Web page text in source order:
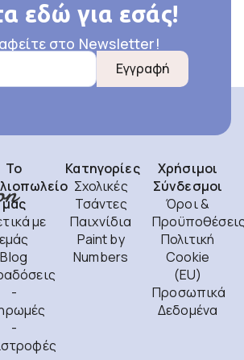
εδώ για εσάς!
στο Newsletter!
Εγγραφή
Το
μας
με
εμάς
Blog
-
-
Κατηγορίες
Σχολικές
Τσάντες
Παιχνίδια
Paint by
Numbers
Χρήσιμοι
Σύνδεσμοι
Όροι &
Πολιτική
Cookie
(EU)
Προσωπικά
Δεδομένα